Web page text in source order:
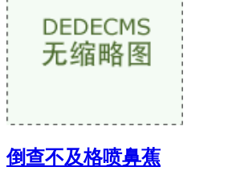
倒查不及格喷鼻蕉